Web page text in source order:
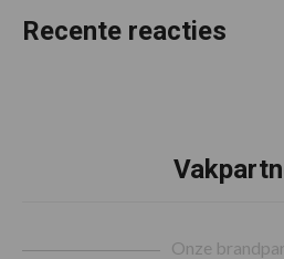
Recente reacties
Onze